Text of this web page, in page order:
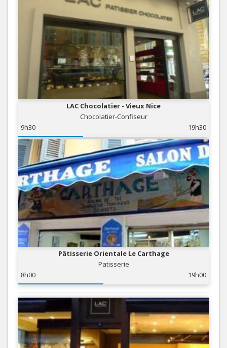
LAC Chocolatier - Vieux Nice
Chocolatier-Confiseur
9h30
19h30
Pâtisserie Orientale Le Carthage
Patisserie
8h00
19h00